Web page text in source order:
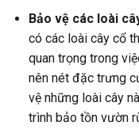
Bảo vệ các loài
có các loài cây cổ
quan trọng trong
nên nét đặc trưng
vệ những loài cây
trình bảo tồn vườn